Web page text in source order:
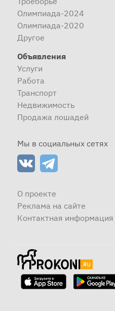
Олимпиада-2024
Олимпиада-2020
Другое
Объявления
Услуги
Работа
Транспорт
Недвижимость
Продажа лошадей
Мы в социальных сетях
О проекте
Реклама на сайте
Контактная информация